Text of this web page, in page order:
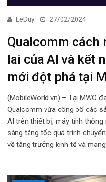
LeDuy 27/02/2024
Qualcomm cách
lai của AI và kết
mới đột phá tại
(MobileWorld.vn) – Tại MWC
Qualcomm vừa công bố các
AI trên thiết bị, máy tính thông
sàng tăng tốc quá trình
về tăng trưởng kinh tế và